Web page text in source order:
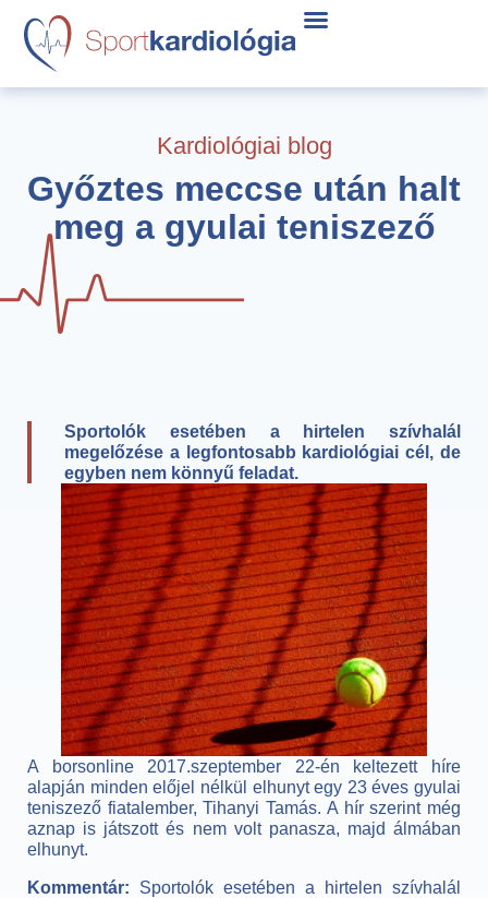
Kardiológiai blog
Győztes meccse után halt
meg a gyulai teniszező
Sportolók esetében a hirtelen szívhalál
megelőzése a legfontosabb kardiológiai cél, de
egyben nem könnyű feladat.
A borsonline 2017.szeptember 22-én keltezett híre
alapján minden előjel nélkül elhunyt egy 23 éves gyulai
teniszező fiatalember, Tihanyi Tamás. A hír szerint még
aznap is játszott és nem volt panasza, majd álmában
elhunyt.
Kommentár: Sportolók esetében a hirtelen szívhalál